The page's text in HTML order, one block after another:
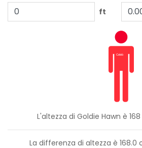
ft
L'altezza di Goldie Hawn è
La differenza di altezza è 168.0